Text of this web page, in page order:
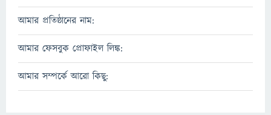
আমার প্রতিষ্ঠানের নাম:
আমার ফেসবুক প্রোফাইল লিঙ্ক:
আমার সম্পর্কে আরো কিছু: